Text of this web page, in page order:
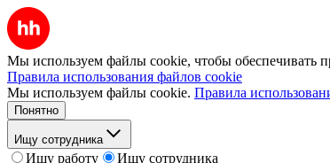
Мы используем файлы cookie, чтобы обеспечивать
Правила использования файлов cookie
Мы используем файлы cookie. Правила
Понятно
Ищу сотрудника
Ищу работу
Ищу сотрудника